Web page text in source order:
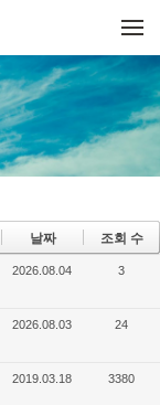
날짜 조회 수
2026.08.04 3
2026.08.03 24
2019.03.18 3380